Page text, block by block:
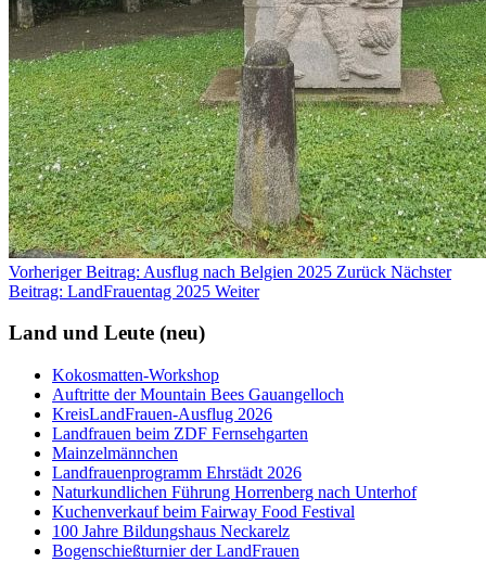
Vorheriger Beitrag: Ausflug nach Belgien 2025 Zurück Nächster
Beitrag: LandFrauentag 2025 Weiter
Land und Leute (neu)
Kokosmatten-Workshop
Auftritte der Mountain Bees Gauangelloch
KreisLandFrauen-Ausflug 2026
Landfrauen beim ZDF Fernsehgarten
Mainzelmännchen
Landfrauenprogramm Ehrstädt 2026
Naturkundlichen Führung Horrenberg nach Unterhof
Kuchenverkauf beim Fairway Food Festival
100 Jahre Bildungshaus Neckarelz
Bogenschießturnier der LandFrauen